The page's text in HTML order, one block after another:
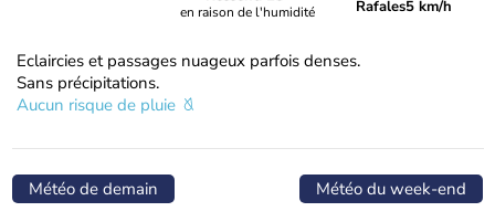
en raison de l'humidité Rafales5 km/h
Eclaircies et passages nuageux parfois denses.
Sans précipitations.
Aucun risque de pluie
Météo de demain Météo du week-end